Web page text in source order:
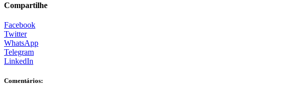
Compartilhe
Facebook
Twitter
WhatsApp
Telegram
LinkedIn
Comentários: